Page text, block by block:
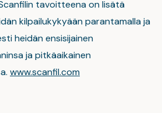
tavoitteena on lisätä
kilpailukykyään parantamalla ja
heidän ensisijainen
ja pitkäaikainen
www.scanfil.com